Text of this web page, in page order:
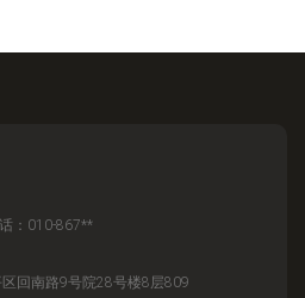
：010-867**
回南路9号院28号楼8层809